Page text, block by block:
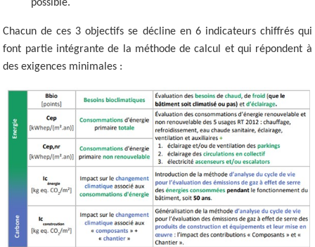
possible.
Chacun de ces 3 objectifs se décline en 6 indicateurs chiffrés qui
font partie intégrante de la méthode de calcul et qui répondent à
des exigences minimales :